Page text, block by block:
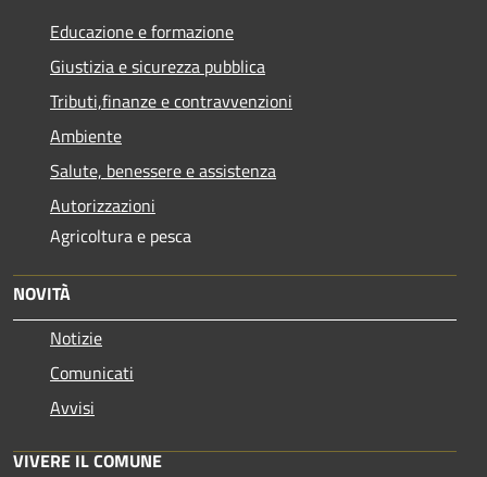
Educazione e formazione
Giustizia e sicurezza pubblica
Tributi,finanze e contravvenzioni
Ambiente
Salute, benessere e assistenza
Autorizzazioni
Agricoltura e pesca
NOVITÀ
Notizie
Comunicati
Avvisi
VIVERE IL COMUNE